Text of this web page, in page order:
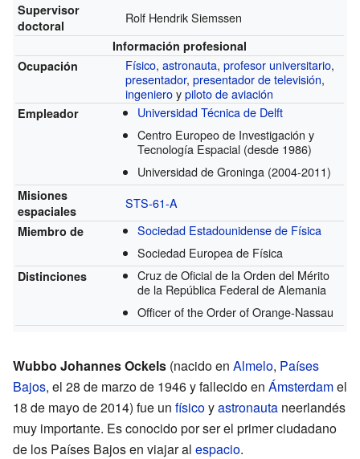
Supervisor
doctoral
Rolf Hendrik Siemssen
Información profesional
Ocupación
Físico,astronauta,profesor universitario,
presentador,presentador de televisión,
ingenieroypiloto de aviación
Empleador
Universidad Técnica de Delft
Centro Europeo de Investigación y
Tecnología Espacial (desde 1986)
Universidad de Groninga (2004-2011)
Misiones
espaciales
STS-61-A
Miembro de
Sociedad Estadounidense de Física
Sociedad Europea de Física
Distinciones
Cruz de Oficial de la Orden del Mérito
de la República Federal de Alemania
Officer of the Order of Orange-Nassau
Wubbo Johannes Ockels (nacido en Almelo, Países
Bajos, el 28 de marzo de 1946 y fallecido en Ámsterdamel
18 de mayo de 2014) fue un físicoyastronauta neerlandés
muy importante. Es conocido por ser el primer ciudadano
de los Países Bajos en viajar al espacio.